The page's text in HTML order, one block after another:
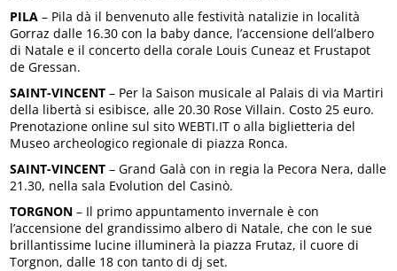
PILA – Pila dà il benvenuto alle festività natalizie in località
Gorraz dalle 16.30 con la baby dance, l’accensione dell’albero
di Natale e il concerto della corale Louis Cuneaz et Frustapot
de Gressan.
SAINT-VINCENT – Per la Saison musicale al Palais di via Martiri
della libertà si esibisce, alle 20.30 Rose Villain. Costo 25 euro.
Prenotazione online sul sito WEBTI.IT o alla biglietteria del
Museo archeologico regionale di piazza Ronca.
SAINT-VINCENT – Grand Galà con in regia la Pecora Nera, dalle
21.30, nella sala Evolution del Casinò.
TORGNON – Il primo appuntamento invernale è con
l’accensione del grandissimo albero di Natale, che con le sue
brillantissime lucine illuminerà la piazza Frutaz, il cuore di
Torgnon, dalle 18 con tanto di dj set.